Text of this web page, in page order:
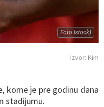
Foto Istock)
Izvor: Kim
kome je pre godinu dana
stadijumu.